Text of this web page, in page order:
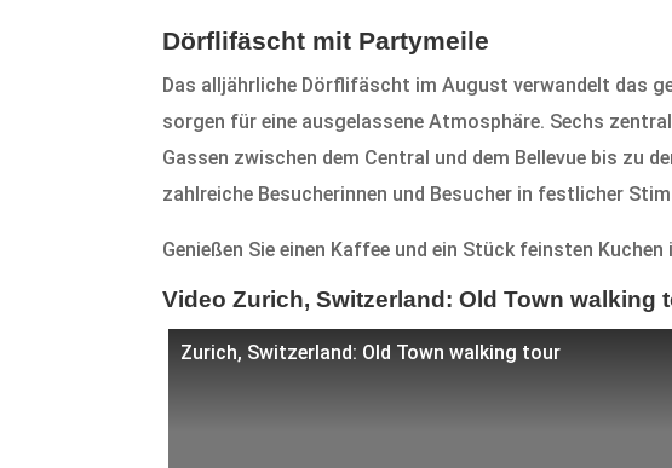
Dörflifäscht mit Partymeile
Das alljährliche Dörflifäscht im August verwandelt das
sorgen für eine ausgelassene Atmosphäre. Sechs
Gassen zwischen dem Central und dem Bellevue bis
zahlreiche Besucherinnen und Besucher in festlicher
Genießen Sie einen Kaffee und ein Stück feinsten
Video Zurich, Switzerland: Old Town walking
Zurich, Switzerland: Old Town walking tour